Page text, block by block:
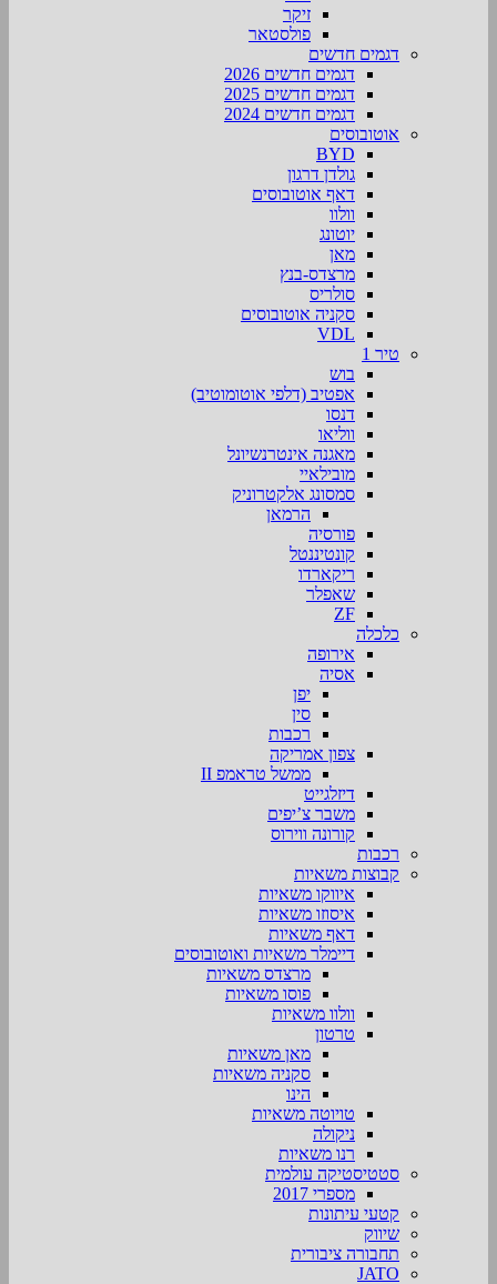
זיקר
פולסטאר
דגמים חדשים
דגמים חדשים 2026
דגמים חדשים 2025
דגמים חדשים 2024
אוטובוסים
BYD
גולדן דרגון
דאף אוטובוסים
וולוו
יוטונג
מאן
מרצדס-בנץ
סולריס
סקניה אוטובוסים
VDL
טיר 1
בוש
אפטיב (דלפי אוטומוטיב)
דנסו
ווליאו
מאגנה אינטרנשיונל
מובילאיי
סמסונג אלקטרוניק
הרמאן
פורסיה
קונטיננטל
ריקארדו
שאפלר
ZF
כלכלה
אירופה
אסיה
יפן
סין
רכבות
צפון אמריקה
ממשל טראמפ II
דיזלגייט
משבר צ’יפים
קורונה ווירוס
רכבות
קבוצות משאיות
איווקו משאיות
איסוזו משאיות
דאף משאיות
דיימלר משאיות ואוטובוסים
מרצדס משאיות
פוסו משאיות
וולוו משאיות
טרטון
מאן משאיות
סקניה משאיות
הינו
טויוטה משאיות
ניקולה
רנו משאיות
סטטיסטיקה עולמית
מספרי 2017
קטעי עיתונות
שיווק
תחבורה ציבורית
JATO